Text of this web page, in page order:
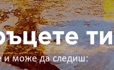
ти
и може да следиш: